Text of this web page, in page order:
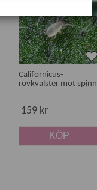
Californicus-
rovkvalster mot spinn
159 kr
KÖP